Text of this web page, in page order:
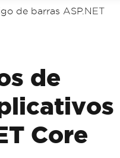
de barras ASP.NET
de
Core